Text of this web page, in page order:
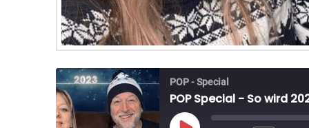
POP - Special
POP Special - So wird